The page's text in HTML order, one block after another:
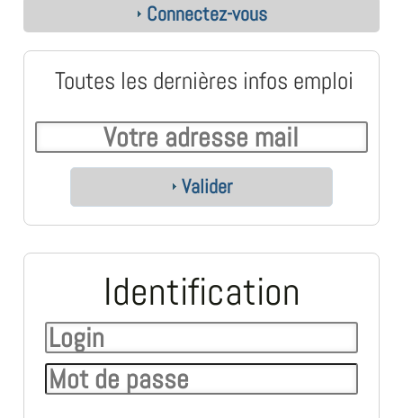
Connectez-vous
Toutes les dernières infos emploi
Valider
Identification